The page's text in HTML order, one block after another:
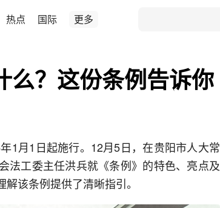
热点 国际 更多
么？这份条例告诉你
1月1日起施行。12月5日，在贵阳市人大常
法工委主任洪兵就《条例》的特色、亮点及
该条例提供了清晰指引。